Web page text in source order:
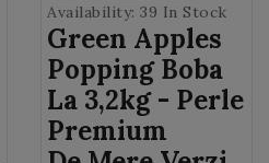
Availability: 39 In Stock
Green Apples
Popping Boba
La 3,2kg - Perle
Premium